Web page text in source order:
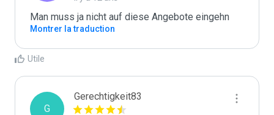
Man muss ja nicht auf diese Angebote eingehn
Montrer la traduction
Utile
G
Gerechtigkeit83